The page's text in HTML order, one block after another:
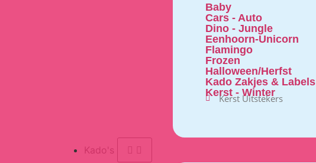
Baby
Cars - Auto
Dino - Jungle
Eenhoorn-Unicorn
Flamingo
Frozen
Halloween/Herfst
Kado Zakjes & Labels
Kerst - Winter
Kerst Uitstekers
Kado's